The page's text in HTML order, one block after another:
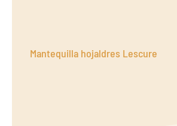
Mantequilla hojaldres Lescure